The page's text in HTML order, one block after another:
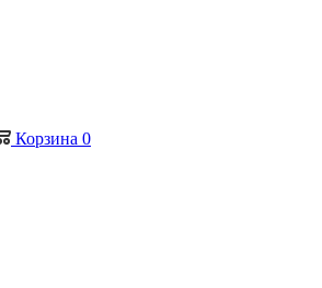
Корзина 0